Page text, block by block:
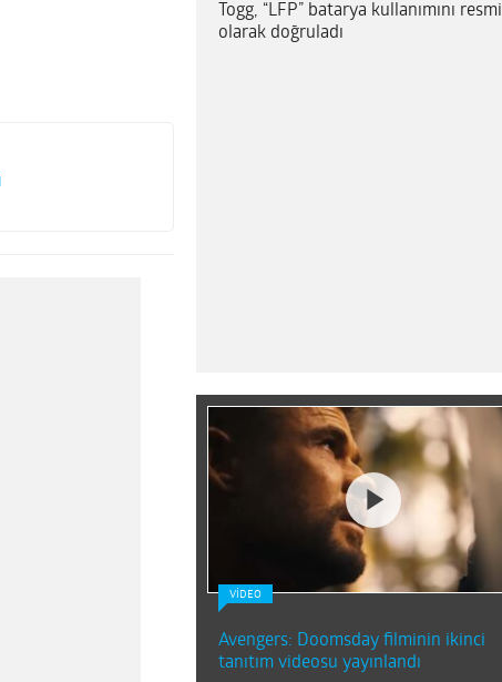
Togg, “LFP” batarya kullanımını resmi
olarak doğruladı
VİDEO
Avengers: Doomsday filminin ikinci
tanıtım videosu yayınlandı